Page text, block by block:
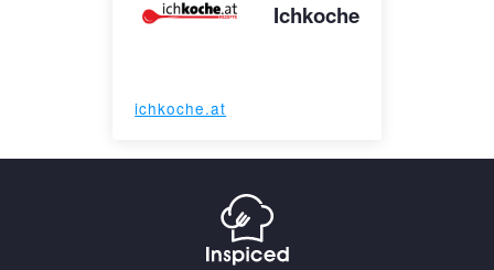
Ichkoche
ichkoche.at